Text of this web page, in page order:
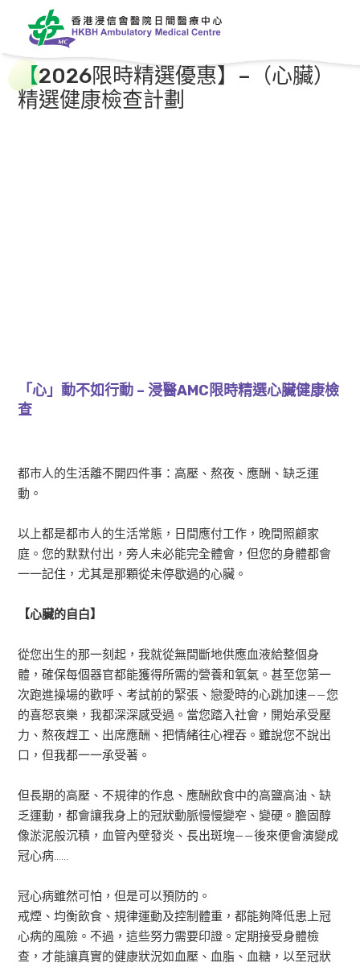
【2026限時精選優惠】–（心臟）
精選健康檢查計劃
「心」動不如行動 – 浸醫AMC限時精選心臟健康檢
查
都市人的生活離不開四件事：高壓、熬夜、應酬、缺乏運
動。
以上都是都市人的生活常態，日間應付工作，晚間照顧家
庭。您的默默付出，旁人未必能完全體會，但您的身體都會
一一記住，尤其是那顆從未停歇過的心臟。
【心臟的自白】
從您出生的那一刻起，我就從無間斷地供應血液給整個身
體，確保每個器官都能獲得所需的營養和氧氣。甚至您第一
次跑進操場的歡呼、考試前的緊張、戀愛時的心跳加速——您
的喜怒哀樂，我都深深感受過。當您踏入社會，開始承受壓
力、熬夜趕工、出席應酬、把情緒往心裡吞。雖說您不說出
口，但我都一一承受著。
但長期的高壓、不規律的作息、應酬飲食中的高鹽高油、缺
乏運動，都會讓我身上的冠狀動脈慢慢變窄、變硬。膽固醇
像淤泥般沉積，血管內壁發炎、長出斑塊——後來便會演變成
冠心病……
冠心病雖然可怕，但是可以預防的。
戒煙、均衡飲食、規律運動及控制體重，都能夠降低患上冠
心病的風險。不過，這些努力需要印證。定期接受身體檢
查，才能讓真實的健康狀況如血壓、血脂、血糖，以至冠狀